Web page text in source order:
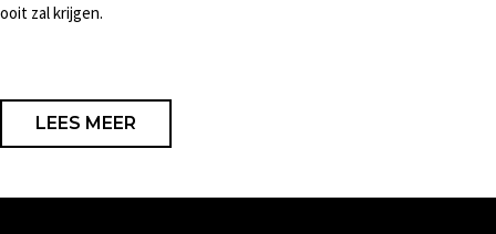
ooit zal krijgen.
LEES MEER